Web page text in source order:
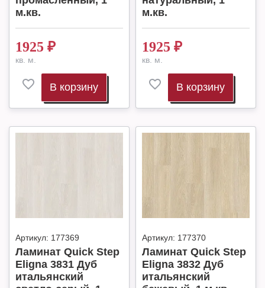
м.кв.
1925 ₽
кв. м.
В корзину
м.кв.
1925 ₽
кв. м.
В корзину
Артикул: 177369
Ламинат Quick Step
Eligna 3831 Дуб
итальянский
Артикул: 177370
Ламинат Quick Step
Eligna 3832 Дуб
итальянский